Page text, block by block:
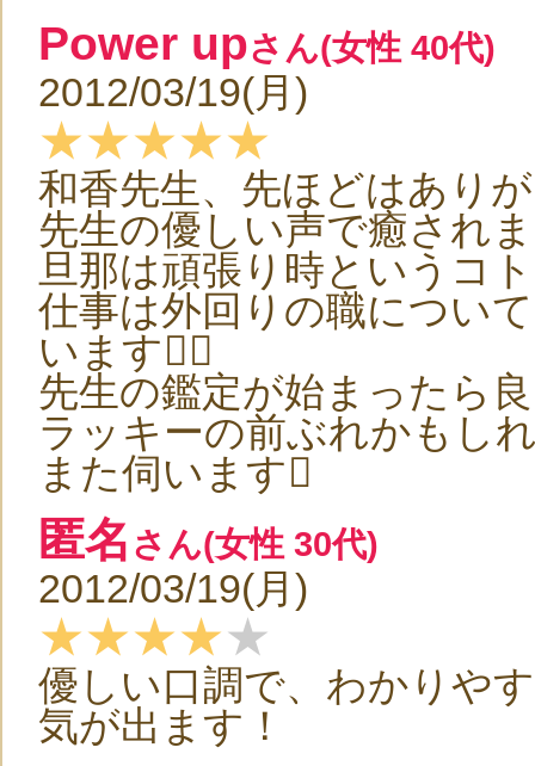
Power upさん(女性 40代)
2012/03/19(月)
★★★★★
和香先生、先ほどはあり
先生の優しい声で癒され
旦那は頑張り時というコ
仕事は外回りの職につい
います
先生の鑑定が始まったら
ラッキーの前ぶれかもし
また伺います
匿名 さん(女性 30代)
2012/03/19(月)
★★★★★
優しい口調で、わかりや
気が出ます！